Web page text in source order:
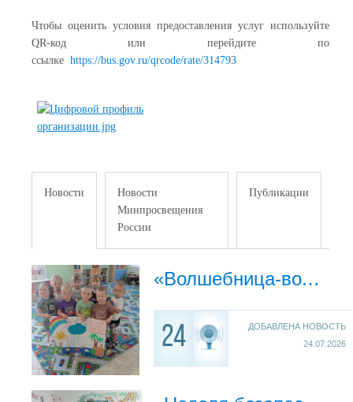
Чтобы оценить условия предоставления услуг используйте
QR-код или перейдите по
ссылке https://bus.gov.ru/qrcode/rate/314793
Новости
Новости
Минпросвещения
России
Публикации
«Волшебница-вода»: неделя удивительных открытий!
24
ДОБАВЛЕНА НОВОСТЬ
24.07.2026